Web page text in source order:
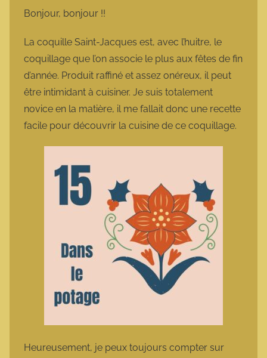
o
t
t
e
Bonjour, bonjour !!
La coquille Saint-Jacques est, avec l’huitre, le
coquillage que l’on associe le plus aux fêtes de fin
d’année. Produit raffiné et assez onéreux, il peut
être intimidant à cuisiner. Je suis totalement
novice en la matière, il me fallait donc une recette
facile pour découvrir la cuisine de ce coquillage.
Heureusement, je peux toujours compter sur